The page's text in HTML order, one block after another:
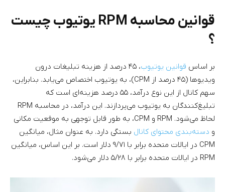
قوانین محاسبه RPM یوتیوب چیست
؟
بر اساس قوانین یوتیوب
، ۴۵ درصد از هزینه تبلیغات درون
ویدیوها (۴۵ درصد از CPM)، به یوتیوب اختصاص می‌یابد. بنابراین،
سهم کانال از این نوع درآمد، ۵۵ درصد هزینه‌ای است که
تبلیغ‌کنندگان به یوتیوب می‌پردازند. این درآمد، در محاسبه RPM
لحاظ می‌شود. RPM و CPM، به طور قابل توجهی به موقعیت مکانی
و دسته‌بندی محتوای کانال بستگی دارد. به عنوان مثال، میانگین
CPM در ایالات متحده برابر با ۹/۷۱ دلار است. بر این اساس، میانگین
RPM در ایالات متحده برابر با ۵/۲۸ دلار می‌شود.